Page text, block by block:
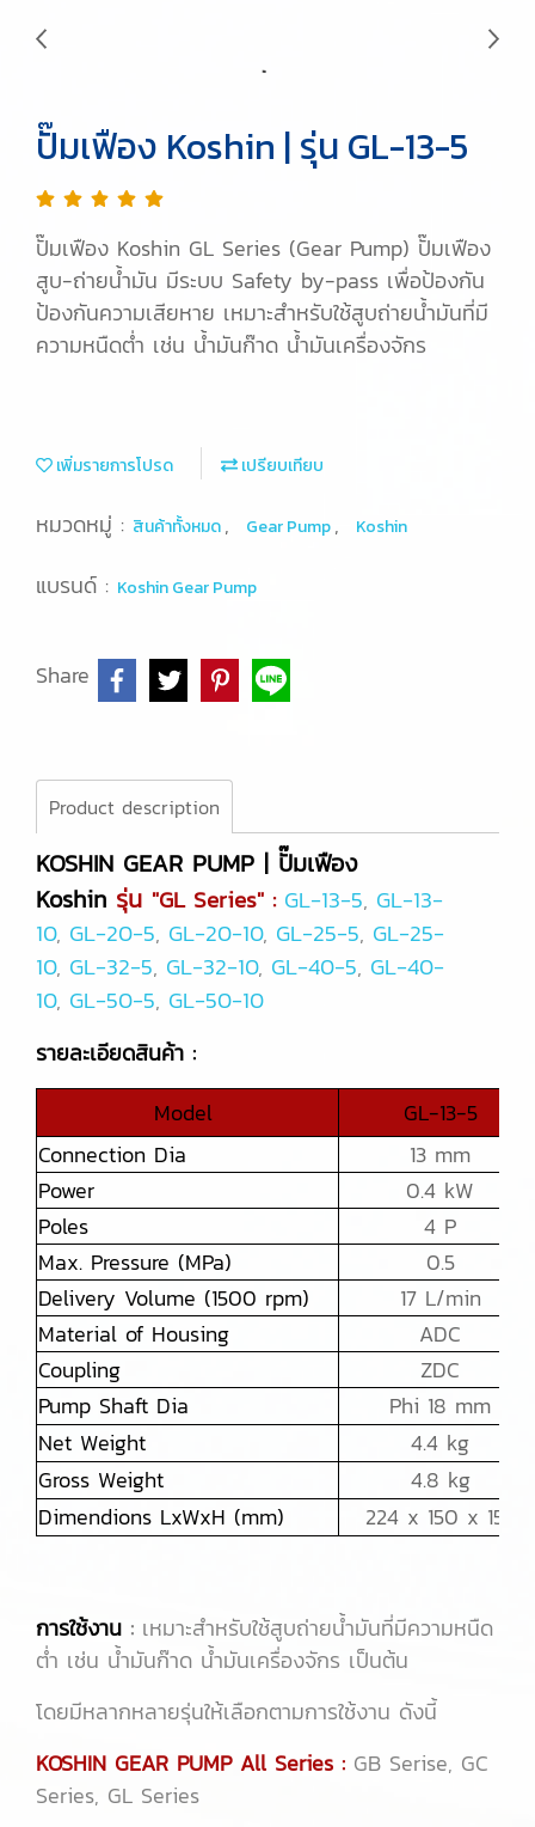
ปั๊มเฟือง Koshin | รุ่น GL-13-5
ปั๊มเฟือง Koshin GL Series (Gear Pump) ปั๊มเฟือง
สูบ-ถ่ายน้ำมัน มีระบบ Safety by-pass เพื่อป้องกัน
ป้องกันความเสียหาย เหมาะสำหรับใช้สูบถ่ายน้ำมันที่มี
ความหนืดต่ำ เช่น น้ำมันก๊าด น้ำมันเครื่องจักร
เพิ่มรายการโปรด เปรียบเทียบ
หมวดหมู่ : สินค้าทั้งหมด, Gear Pump, Koshin
แบรนด์ : Koshin Gear Pump
Share
Product description
KOSHIN GEAR PUMP | ปั๊มเฟือง
Koshin รุ่น "GL Series" : GL-13-5, GL-13-
10, GL-20-5, GL-20-10, GL-25-5, GL-25-
10, GL-32-5, GL-32-10, GL-40-5, GL-40-
10, GL-50-5, GL-50-10
รายละเอียดสินค้า :
Model
GL-13-5
Connection Dia
13 mm
Power
0.4 kW
Poles
4 P
Max. Pressure (MPa)
0.5
Delivery Volume (1500 rpm)
17 L/min
Material of Housing
ADC
Coupling
ZDC
Pump Shaft Dia
Phi 18 mm
Net Weight
4.4 kg
Gross Weight
4.8 kg
Dimendions LxWxH (mm)
224 x 150 x 155
การใช้งาน : เหมาะสำหรับใช้สูบถ่ายน้ำมันที่มีความหนืด
ต่ำ เช่น น้ำมันก๊าด น้ำมันเครื่องจักร เป็นต้น
โดยมีหลากหลายรุ่นให้เลือกตามการใช้งาน ดังนี้
KOSHIN GEAR PUMP All Series : GB Serise, GC
Series, GL Series